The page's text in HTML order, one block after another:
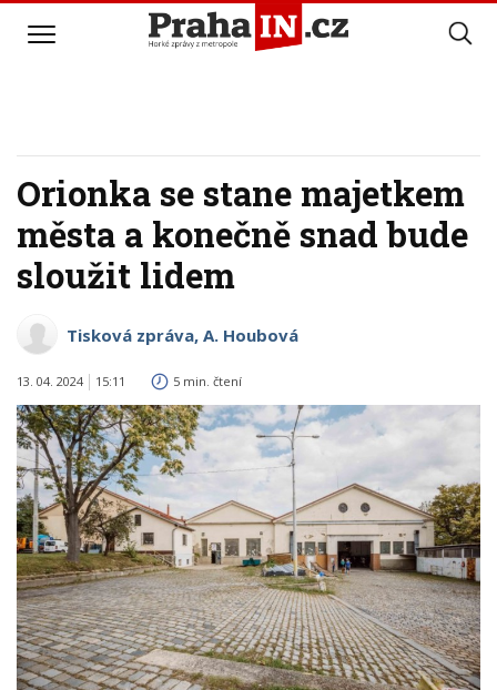
Orionka se stane majetkem
města a konečně snad bude
sloužit lidem
Tisková zpráva, A. Houbová
13. 04. 2024 15:11 5 min. čtení